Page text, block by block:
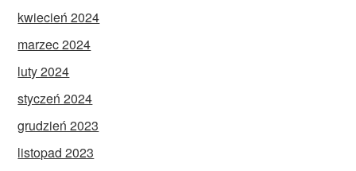
kwiecień 2024
marzec 2024
luty 2024
styczeń 2024
grudzień 2023
listopad 2023